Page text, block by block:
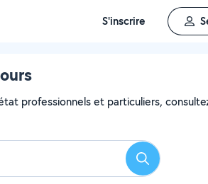
S'inscrire
professionnels et particuliers,
Rechercher